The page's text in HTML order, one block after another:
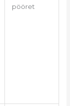
pööret